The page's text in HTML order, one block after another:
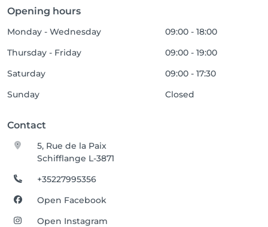
Opening hours
Monday - Wednesday
09:00 - 18:00
Thursday - Friday
09:00 - 19:00
Saturday
09:00 - 17:30
Sunday
Closed
Contact
5, Rue de la Paix
Schifflange L-3871
+35227995356
Open Facebook
Open Instagram